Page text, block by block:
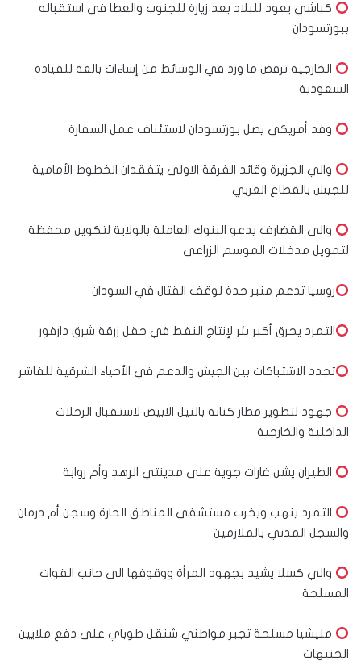
كباشي يعود للبلاد بعد زيارة للجنوب والعطا في استقباله
ببورتسودان
الخارجية ترفض ما ورد في الوسائط من إساءات بالغة للقيادة
السعودية
وفد أمريكي يصل بورتسودان لاستئناف عمل السفارة
والي الجزيرة وقائد الفرقة الاولى يتفقدان الخطوط الأمامية
للجيش بالقطاع الغربي
والى القضارف يدعو البنوك العاملة بالولاية لتكوين محفظة
لتمويل مدخلات الموسم الزراعى
روسيا تدعم منبر جدة لوقف القتال في السودان
التمرد يحرق أكبر بئر لإنتاج النفط في حقل زرقة شرق دارفور
تجدد الاشتباكات بين الجيش والدعم في الأحياء الشرقية للفاشر
جهود لتطوير مطار كنانة بالنيل الابيض لاستقبال الرحلات
الداخلية والخارجية
الطيران يشن غارات جوية على مدينتي الرهد وأم روابة
التمرد ينهب ويخرب مستشفى المناطق الحارة وسجن أم درمان
والسجل المدني بالملازمين
والي كسلا يشيد بجهود المرأة ووقوفها الى جانب القوات
المسلحة
مليشيا مسلحة تجبر مواطني شنقل طوباي على دفع ملايين
الجنيهات